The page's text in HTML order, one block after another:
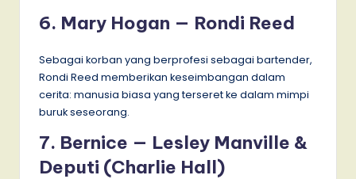
6. Mary Hogan — Rondi Reed
Sebagai korban yang berprofesi sebagai bartender,
Rondi Reed memberikan keseimbangan dalam
cerita: manusia biasa yang terseret ke dalam mimpi
buruk seseorang.
7. Bernice — Lesley Manville &
Deputi (Charlie Hall)